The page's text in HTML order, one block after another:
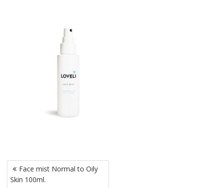
Bericht
navigatie
Face mist Normal to Oily
Skin 100ml.